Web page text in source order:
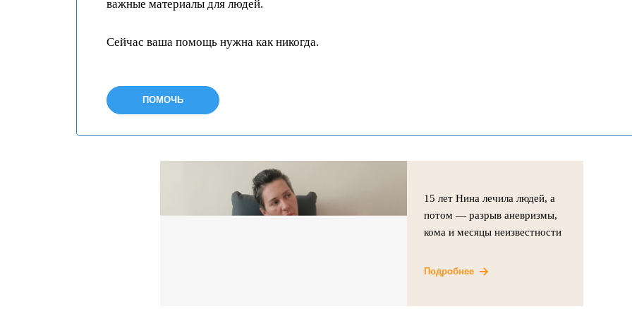
важные материалы для людей.
Сейчас ваша помощь нужна как никогда.
ПОМОЧЬ
15 лет Нина лечила людей, а
потом — разрыв аневризмы,
кома и месяцы неизвестности
Подробнее